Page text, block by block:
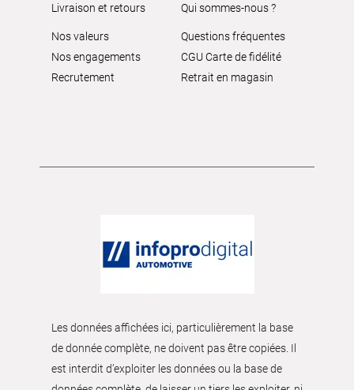
Livraison et retours
Qui sommes-nous ?
Nos valeurs
Nos engagements
Recrutement
Questions fréquentes
CGU Carte de fidélité
Retrait en magasin
Les données affichées ici, particulièrement la base
de donnée complète, ne doivent pas être copiées. Il
est interdit d’exploiter les données ou la base de